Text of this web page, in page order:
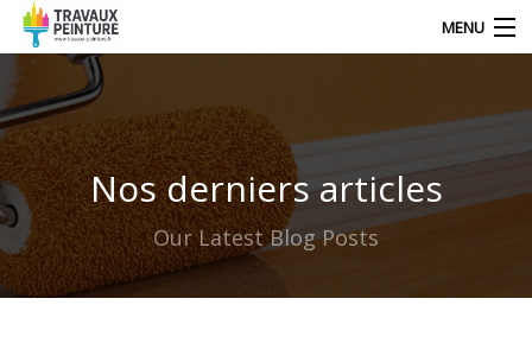
MENU
NOS DERNIERS ARTICLES
DÉCORATION
TRAVAUX
TECHNIQUE DE PEINTRE
Nos derniers articles
Our Latest Blog Posts